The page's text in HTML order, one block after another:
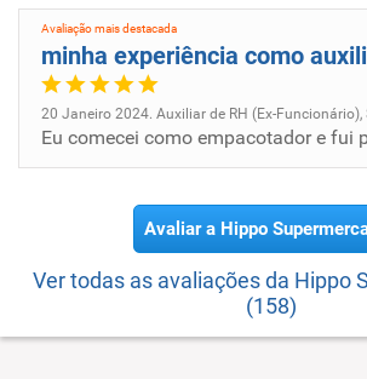
Avaliação mais destacada
minha experiência como
20 Janeiro 2024. Auxiliar de RH (Ex-
Avaliar a Hippo
Ver todas as avaliações da Hippo
(158)